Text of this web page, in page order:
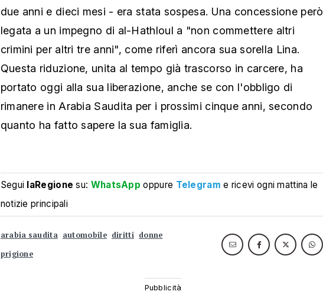
due anni e dieci mesi - era stata sospesa. Una concessione però
legata a un impegno di al-Hathloul a "non commettere altri
crimini per altri tre anni", come riferì ancora sua sorella Lina.
Questa riduzione, unita al tempo già trascorso in carcere, ha
portato oggi alla sua liberazione, anche se con l'obbligo di
rimanere in Arabia Saudita per i prossimi cinque anni, secondo
quanto ha fatto sapere la sua famiglia.
Segui laRegione su: WhatsApp oppure Telegram e ricevi ogni mattina le
notizie principali
arabia saudita automobile diritti donne
prigione